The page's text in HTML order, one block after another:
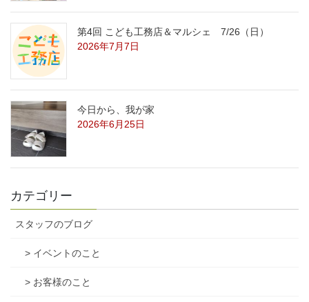
第4回 こども工務店＆マルシェ 7/26（日）
2026年7月7日
今日から、我が家
2026年6月25日
カテゴリー
スタッフのブログ
> イベントのこと
> お客様のこと